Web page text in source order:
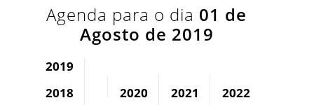
Agenda para o dia 01 de
Agosto de 2019
2019
2018
2020 2021 2022